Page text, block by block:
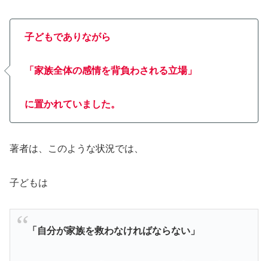
子どもでありながら
「家族全体の感情を背負わされる立場」
に置かれていました。
著者は、このような状況では、
子どもは
「自分が家族を救わなければならない」